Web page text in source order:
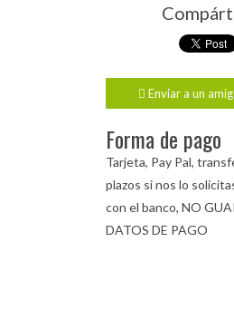
Enviar a un
Forma de pago
Tarjeta, Pay Pal,
plazos si nos lo
con el banco, NO
DATOS DE PAGO